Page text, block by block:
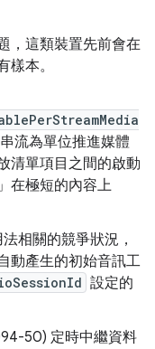
，這類裝置先前會在
本。
串流為單位推進媒體
清單項目之間的啟動
在極短的內容上
相關的競爭狀況，
動產生的初始音訊工
設定的
50) 定時中繼資料